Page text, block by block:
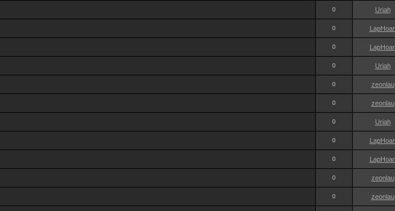
0 Uriah
0
0
0 Uriah
0 zeonlau
0 zeonlau
0 Uriah
0
0
0 zeonlau
0 zeonlau